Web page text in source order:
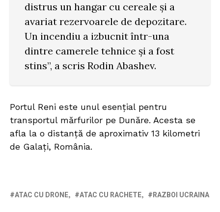
distrus un hangar cu cereale și a
avariat rezervoarele de depozitare.
Un incendiu a izbucnit într-una
dintre camerele tehnice și a fost
stins”, a scris Rodin Abashev.
Portul Reni este unul esențial pentru
transportul mărfurilor pe Dunăre. Acesta se
afla la o distanță de aproximativ 13 kilometri
de Galați, România.
ATAC CU DRONE ATAC CU RACHETE RAZBOI UCRAINA